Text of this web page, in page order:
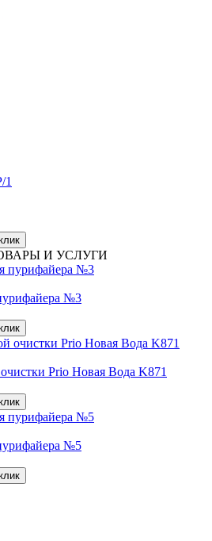
И УСЛУГИ
№3
Prio Новая Вода K871
№5